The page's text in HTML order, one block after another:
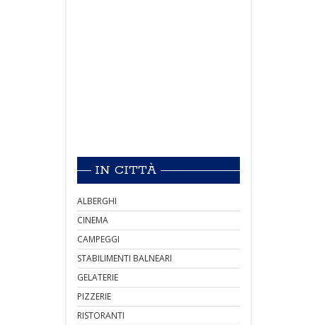
IN CITTÀ
ALBERGHI
CINEMA
CAMPEGGI
STABILIMENTI BALNEARI
GELATERIE
PIZZERIE
RISTORANTI